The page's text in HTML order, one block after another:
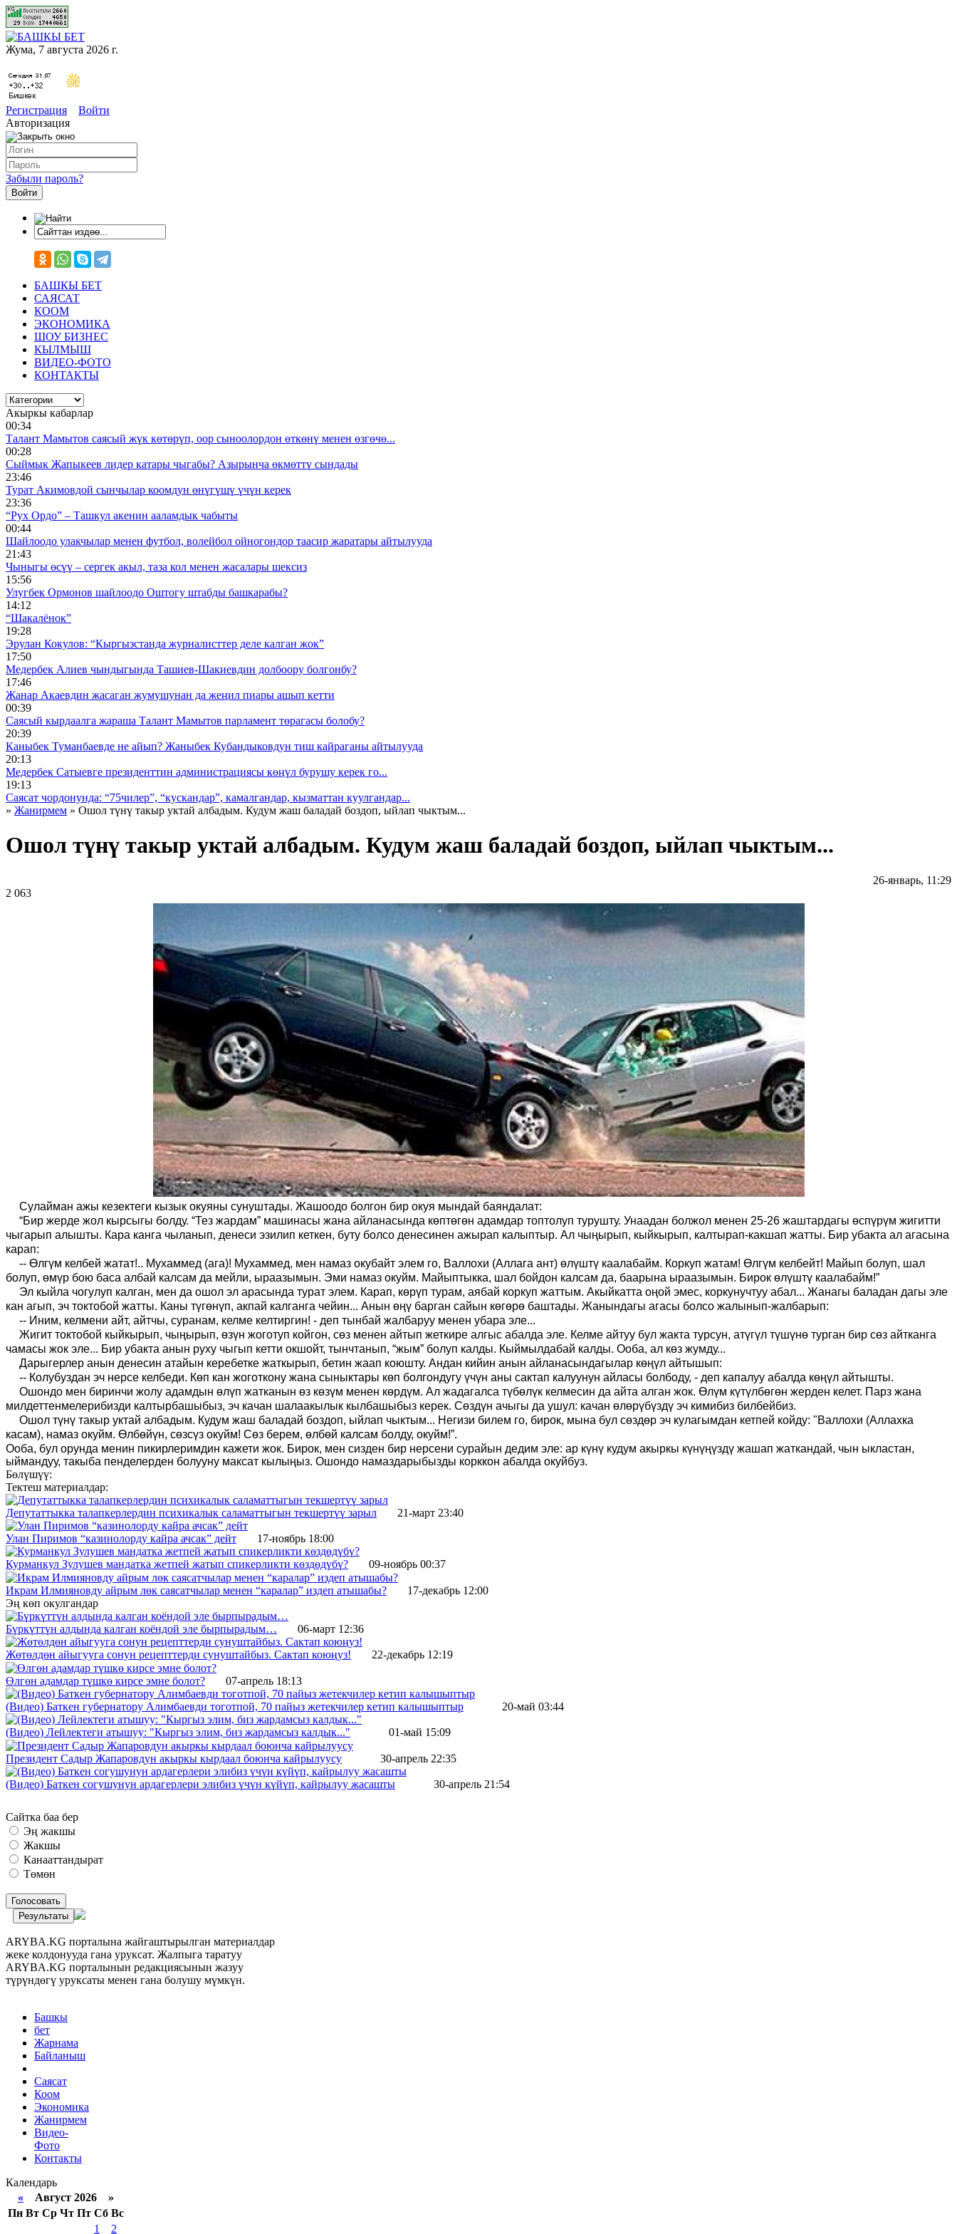
Жума, 7 августа 2026 г.
Регистрация
Войти
Авторизация
Забыли пароль?
БАШКЫ БЕТ
САЯСАТ
КООМ
ЭКОНОМИКА
ШОУ БИЗНЕС
КЫЛМЫШ
ВИДЕО-ФОТО
КОНТАКТЫ
Акыркы кабарлар
00:34
Талант Мамытов саясый жүк көтөрүп, оор сыноолордон өткөнү менен өзгөчө...
00:28
Сыймык Жапыкеев лидер катары чыгабы? Азырынча өкмөттү сындады
23:46
Турат Акимовдой сынчылар коомдун өнүгүшү үчүн керек
23:36
“Рух Ордо” – Ташкул акенин ааламдык чабыты
00:44
Шайлоодо улакчылар менен футбол, волейбол ойногондор таасир жаратары айтылууда
21:43
Чыныгы өсүү – сергек акыл, таза кол менен жасалары шексиз
15:56
Улугбек Ормонов шайлоодо Оштогу штабды башкарабы?
14:12
“Шакалёнок”
19:28
Эрулан Кокулов: “Кыргызстанда журналисттер деле калган жок”
17:50
Медербек Алиев чындыгында Ташиев-Шакиевдин долбоору болгонбу?
17:46
Жанар Акаевдин жасаган жумушунан да жеңил пиары ашып кетти
00:39
Саясый кырдаалга жараша Талант Мамытов парламент төрагасы болобу?
20:39
Каныбек Туманбаевде не айып? Жаныбек Кубандыковдун тиш кайраганы айтылууда
20:13
Медербек Сатыевге президенттин администрациясы көңүл бурушу керек го...
19:13
Саясат чордонунда: “75чилер”, “кускандар”, камалгандар, кызматтан куулгандар...
» Жанирмем » Ошол түнү такыр уктай албадым. Кудум жаш баладай боздоп, ыйлап чыктым...
Ошол түнү такыр уктай албадым. Кудум жаш баладай боздоп, ыйлап чыктым...
26-январь, 11:29
2 063 ᠌ ᠌ ᠌ ᠌᠌ ᠌ ᠌᠌
Сулайман ажы кезектеги кызык окуяны сунуштады. Жашоодо болгон бир окуя мындай баяндалат:
“Бир жерде жол кырсыгы болду. “Тез жардам”машинасы жана айланасында көптөгөн адамдар топтолуп турушту. Унаадан болжол менен 25-26 жаштардагы өспүрүм жигитти
чыгарып алышты. Кара канга чыланып, денеси эзилип кеткен, буту болсо денесинен ажырап калыптыр. Ал чыңырып, кыйкырып, калтырап-какшап жатты. Бир убакта ал агасына
карап:
-- Өлгүм келбей жатат!.. Мухаммед (ага)! Мухаммед, мен намаз окубайт элем го, Валлохи (Аллага ант) өлүштү каалабайм. Коркуп жатам! Өлгүм келбейт! Майып болуп, шал
болуп, өмүр бою баса албай калсам да мейли, ыраазымын. Эми намаз окуйм. Майыптыкка, шал бойдон калсам да, баарына ыраазымын. Бирок өлүштү каалабайм!”
Эл кыйла чогулуп калган, мен да ошол эл арасында турат элем. Карап, көрүп турам, аябай коркуп жаттым. Акыйкатта оңой эмес, коркунучтуу абал... Жанагы баладан дагы эле
кан агып, эч токтобой жатты. Каны түгөнүп, акпай калганга чейин... Анын өңү барган сайын көгөрө баштады. Жанындагы агасы болсо жалынып-жалбарып:
-- Иним, келмени айт, айтчы, суранам, келме келтиргин! - деп тынбай жалбаруу менен убара эле...
Жигит токтобой кыйкырып, чыңырып, өзүн жоготуп койгон, сөз менен айтып жеткире алгыс абалда эле. Келме айтуу бул жакта турсун, атүгүл түшүнө турган бир сөз айтканга
чамасы жок эле... Бир убакта анын руху чыгып кетти окшойт, тынчтанып, “жым” болуп калды. Кыймылдабай калды. Ооба, ал көз жумду...
Дарыгерлер анын денесин атайын керебетке жаткырып, бетин жаап коюшту. Андан кийин анын айланасындагылар көңүл айтышып:
-- Колубуздан эч нерсе келбеди. Көп кан жоготкону жана сыныктары көп болгондугу үчүн аны сактап калуунун айласы болбоду, - деп капалуу абалда көңүл айтышты.
Ошондо мен биринчи жолу адамдын өлүп жатканын өз көзүм менен көрдүм. Ал жадагалса түбөлүк келмесин да айта алган жок. Өлүм күтүлбөгөн жерден келет. Парз жана
милдеттенмелерибизди калтырбашыбыз, эч качан шалаакылык кылбашыбыз керек. Сөздүн ачыгы да ушул: качан өлөрүбүздү эч кимибиз билбейбиз.
Ошол түнү такыр уктай албадым. Кудум жаш баладай боздоп, ыйлап чыктым... Негизи билем го, бирок, мына бул сөздөр эч кулагымдан кетпей койду: "Валлохи (Аллахка
касам), намаз окуйм. Өлбөйүн, сөзсүз окуйм! Сөз берем, өлбөй калсам болду, окуйм!”.
Ооба, бул орунда менин пикирлеримдин кажети жок. Бирок, мен сизден бир нерсени сурайын дедим эле: ар күнү кудум акыркы күнүңүздү жашап жаткандай, чын ыкластан,
ыймандуу, такыба пенделерден болууну максат кылыңыз. Ошондо намаздарыбызды корккон абалда окуйбуз.
Бөлүшүү:
Тектеш материалдар:
Депутаттыкка талапкерлердин психикалык саламаттыгын текшертүү зарыл 21-март 23:40
Улан Пиримов “казинолорду кайра ачсак” дейт 17-ноябрь 18:00
Курманкул Зулушев мандатка жетпей жатып спикерликти көздөдүбү? 09-ноябрь 00:37
Икрам Илмияновду айрым лөк саясатчылар менен “каралар” издеп атышабы?
17-декабрь 12:00
Эң көп окулгандар
Бүркүттүн алдында калган коёндой эле бырпырадым… 06-март 12:36
Жөтөлдөн айыгууга сонун рецепттерди сунуштайбыз. Сактап коюңуз! 22-декабрь 12:19
Өлгөн адамдар түшкө кирсе эмне болот? 07-апрель 18:13
(Видео) Баткен губернатору Алимбаевди тоготпой, 70 пайыз жетекчилер кетип калышыптыр 20-май 03:44
(Видео) Лейлектеги атышуу: "Кыргыз элим, биз жардамсыз калдык..." 01-май 15:09
Президент Садыр Жапаровдун акыркы кырдаал боюнча кайрылуусу 30-апрель 22:35
(Видео) Баткен согушунун ардагерлери элибиз үчүн күйүп, кайрылуу жасашты 30-апрель 21:54
Сайтка баа бер
Эң жакшы
Жакшы
Канааттандырат
Төмөн
Голосовать
Результаты
ARYBA.KG порталына жайгаштырылган материалдар
жеке колдонууда гана уруксат. Жалпыга таратуу
ARYBA.KG порталынын редакциясынын жазуу
түрүндөгү уруксаты менен гана болушу мүмкүн.
Башкы
бет
Жарнама
Байланыш
Саясат
Коом
Экономика
Жанирмем
Видео-
Фото
Контакты
Календарь
« Август 2026 »
Пн Вт Ср Чт Пт Сб Вс
1
2